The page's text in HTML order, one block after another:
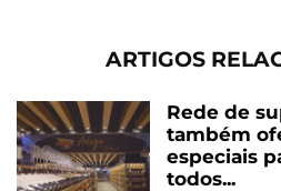
ARTIGOS
Rede de
também
especiais
todos...